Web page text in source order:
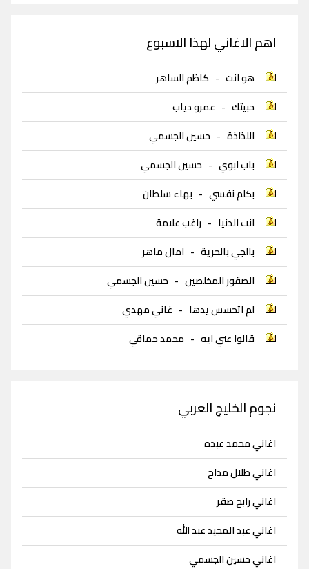
اهم الاغاني لهذا الاسبوع
هو انت - كاظم الساهر
حبيتك - عمرو دياب
اللذاذة - حسين الجسمي
باب ابوي - حسين الجسمي
بكلم نفسي - بهاء سلطان
انت الدنيا - راغب علامة
بالجي بالحرية - امال ماهر
الصقور المخلصين - حسين الجسمي
لم اتحسس يدها - غاني مهدي
قالوا عني ايه - محمد حماقي
نجوم الخليج العربي
اغاني محمد عبده
اغاني طلال مداح
اغاني رابح صقر
اغاني عبد المجيد عبد الله
اغاني حسين الجسمي